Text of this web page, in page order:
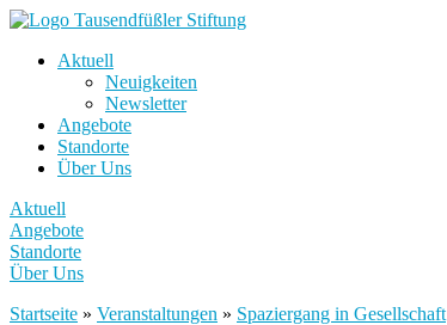
Aktuell
Neuigkeiten
Newsletter
Angebote
Standorte
Über Uns
Aktuell
Angebote
Standorte
Über Uns
Startseite » Veranstaltungen » Spaziergang in Gesellschaft